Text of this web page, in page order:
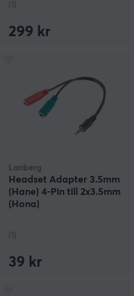
(1)
299 kr
Lanberg
Headset Adapter 3.5mm
(Hane) 4-Pin till 2x3.5mm
(Hona)
(1)
39 kr